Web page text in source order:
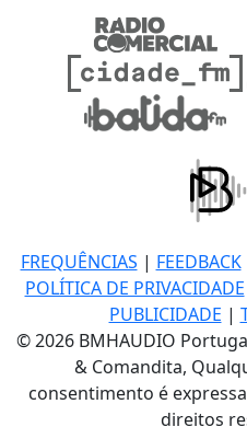
FREQUÊNCIAS | FEEDBACK
POLÍTICA DE PRIVACIDADE
PUBLICIDADE |
© 2026 BMHAUDIO
& Comandita,
consentimento é
direitos